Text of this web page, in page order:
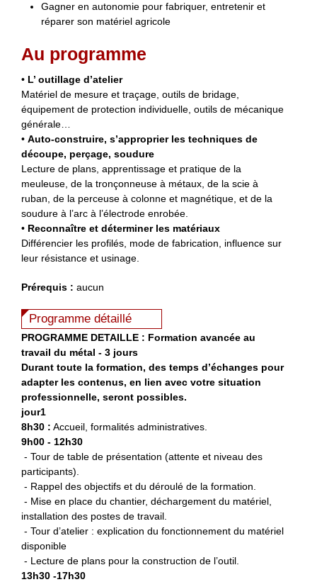
Gagner en autonomie pour fabriquer, entretenir et
réparer son matériel agricole
Au programme
• L’ outillage d’atelier
Matériel de mesure et traçage, outils de bridage,
équipement de protection individuelle, outils de mécanique
générale…
• Auto-construire, s’approprier les techniques de
découpe, perçage, soudure
Lecture de plans, apprentissage et pratique de la
meuleuse, de la tronçonneuse à métaux, de la scie à
ruban, de la perceuse à colonne et magnétique, et de la
soudure à l’arc à l’électrode enrobée.
• Reconnaître et déterminer les matériaux
Différencier les profilés, mode de fabrication, influence sur
leur résistance et usinage.
Prérequis : aucun
Programme détaillé
PROGRAMME DETAILLE : Formation avancée au
travail du métal - 3 jours
Durant toute la formation, des temps d’échanges pour
adapter les contenus, en lien avec votre situation
professionnelle, seront possibles.
jour1
8h30 : Accueil, formalités administratives.
9h00 - 12h30
- Tour de table de présentation (attente et niveau des
participants).
- Rappel des objectifs et du déroulé de la formation.
- Mise en place du chantier, déchargement du matériel,
installation des postes de travail.
- Tour d’atelier : explication du fonctionnement du matériel
disponible
- Lecture de plans pour la construction de l’outil.
13h30 -17h30